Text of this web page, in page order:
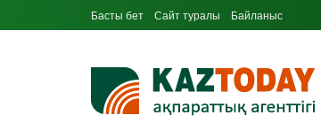
Басты бет Сайт туралы Байланыс